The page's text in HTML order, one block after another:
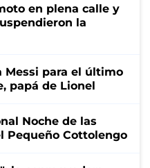
en plena calle y
la
Messi para el último
papá de Lionel
Noche de las
Pequeño Cottolengo